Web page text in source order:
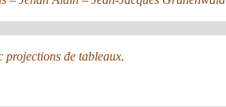
projections de tableaux.